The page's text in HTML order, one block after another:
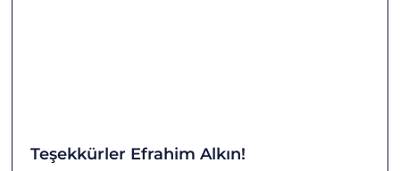
Teşekkürler Efrahim Alkın!